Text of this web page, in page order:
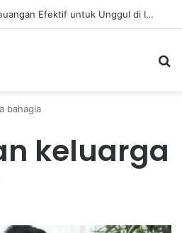
Strategi Manajemen Keuangan Efektif untuk Unggul di Industri E-commerce yang Kompetitif
bahagia
keluarga